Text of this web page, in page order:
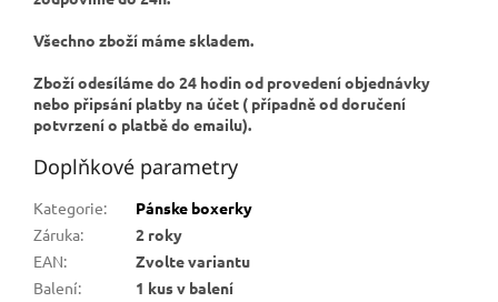
Všechno zboží máme skladem.
Zboží odesíláme do 24 hodin od provedení objednávky
nebo připsání platby na účet ( případně od doručení
potvrzení o platbě do emailu).
Doplňkové parametry
Kategorie:
Pánske boxerky
Záruka:
2 roky
EAN:
Zvolte variantu
Balení:
1 kus v balení